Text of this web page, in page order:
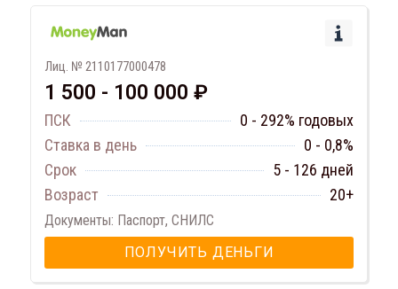
Лиц. № 2110177000478
1 500 - 100 000 ₽
ПСК
0 - 292% годовых
Ставка в день
0 - 0,8%
Срок
5 - 126 дней
Возраст
20+
Документы: Паспорт, СНИЛС
ПОЛУЧИТЬ ДЕНЬГИ